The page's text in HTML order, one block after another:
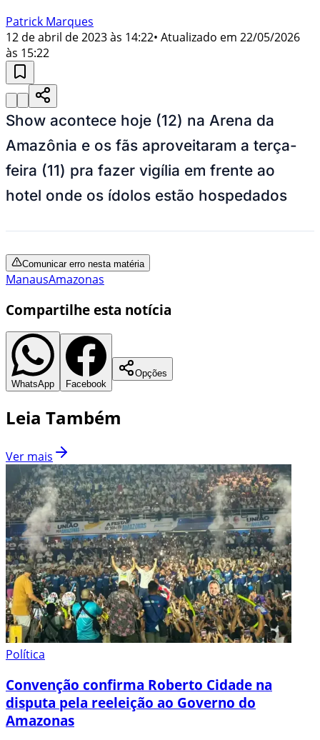
Patrick Marques
12 de abril de 2023 às 14:22• Atualizado em 22/05/2026
às 15:22
Show acontece hoje (12) na Arena da
Amazônia e os fãs aproveitaram a terça-
feira (11) pra fazer vigília em frente ao
hotel onde os ídolos estão hospedados
Comunicar erro nesta matéria
ManausAmazonas
Compartilhe esta notícia
WhatsApp Facebook
Opções
Leia Também
Ver mais
Política
Convenção confirma Roberto Cidade na
disputa pela reeleição ao Governo do
Amazonas